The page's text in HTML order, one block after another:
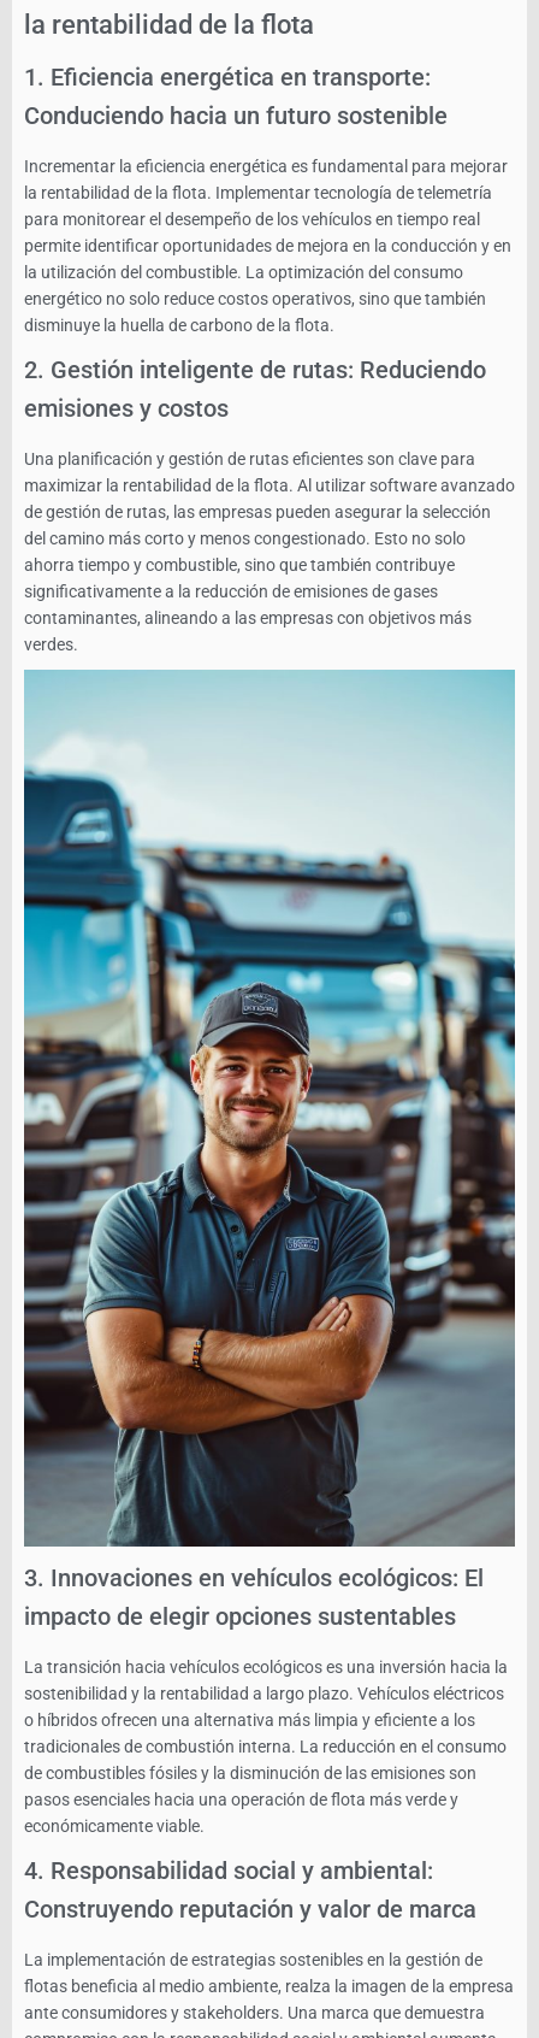
la rentabilidad de la flota
1. Eficiencia energética en transporte:
Conduciendo hacia un futuro sostenible
Incrementar la eficiencia energética es fundamental para mejorar
la rentabilidad de la flota. Implementar tecnología de telemetría
para monitorear el desempeño de los vehículos en tiempo real
permite identificar oportunidades de mejora en la conducción y en
la utilización del combustible. La optimización del consumo
energético no solo reduce costos operativos, sino que también
disminuye la huella de carbono de la flota.
2. Gestión inteligente de rutas: Reduciendo
emisiones y costos
Una planificación y gestión de rutas eficientes son clave para
maximizar la rentabilidad de la flota. Al utilizar software avanzado
de gestión de rutas, las empresas pueden asegurar la selección
del camino más corto y menos congestionado. Esto no solo
ahorra tiempo y combustible, sino que también contribuye
significativamente a la reducción de emisiones de gases
contaminantes, alineando a las empresas con objetivos más
verdes.
3. Innovaciones en vehículos ecológicos: El
impacto de elegir opciones sustentables
La transición hacia vehículos ecológicos es una inversión hacia la
sostenibilidad y la rentabilidad a largo plazo. Vehículos eléctricos
o híbridos ofrecen una alternativa más limpia y eficiente a los
tradicionales de combustión interna. La reducción en el consumo
de combustibles fósiles y la disminución de las emisiones son
pasos esenciales hacia una operación de flota más verde y
económicamente viable.
4. Responsabilidad social y ambiental:
Construyendo reputación y valor de marca
La implementación de estrategias sostenibles en la gestión de
flotas beneficia al medio ambiente, realza la imagen de la empresa
ante consumidores y stakeholders. Una marca que demuestra